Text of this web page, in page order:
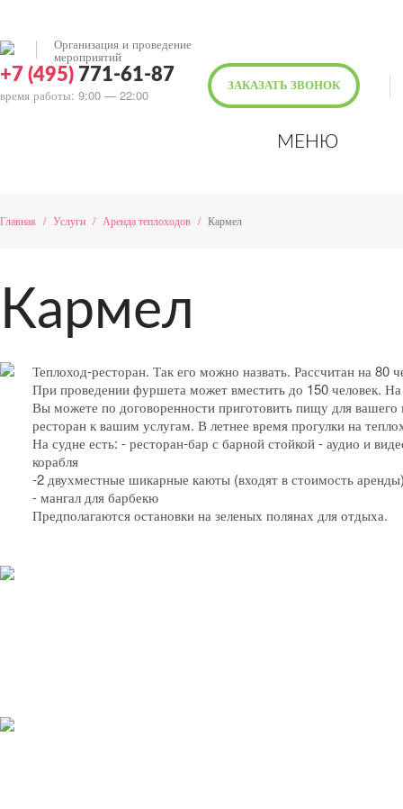
Организация и проведение
мероприятий
+7 (495) 771-61-87
время работы: 9:00 — 22:00
ЗАКАЗАТЬ ЗВОНОК
МЕНЮ
Главная / Услуги / Аренда теплоходов / Кармел
Кармел
Теплоход-ресторан. Так его можно назвать. Рассчитан на 80
При проведении фуршета может вместить до 150 человек.
Вы можете по договоренности приготовить пищу для
ресторан к вашим услугам. В летнее время прогулки на
На судне есть: - ресторан-бар с барной стойкой - аудио и
корабля
-2 двухместные шикарные каюты (входят в стоимость
- мангал для барбекю
Предполагаются остановки на зеленых полянах для отдыха.